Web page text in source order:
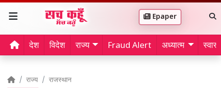
Epaper
देश विदेश राज्य Fraud Alert अध्यात्म
राज्य राजस्थान